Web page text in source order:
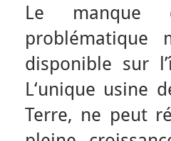
Le manque
problématique
disponible sur
L‘unique usine
Terre, ne peut